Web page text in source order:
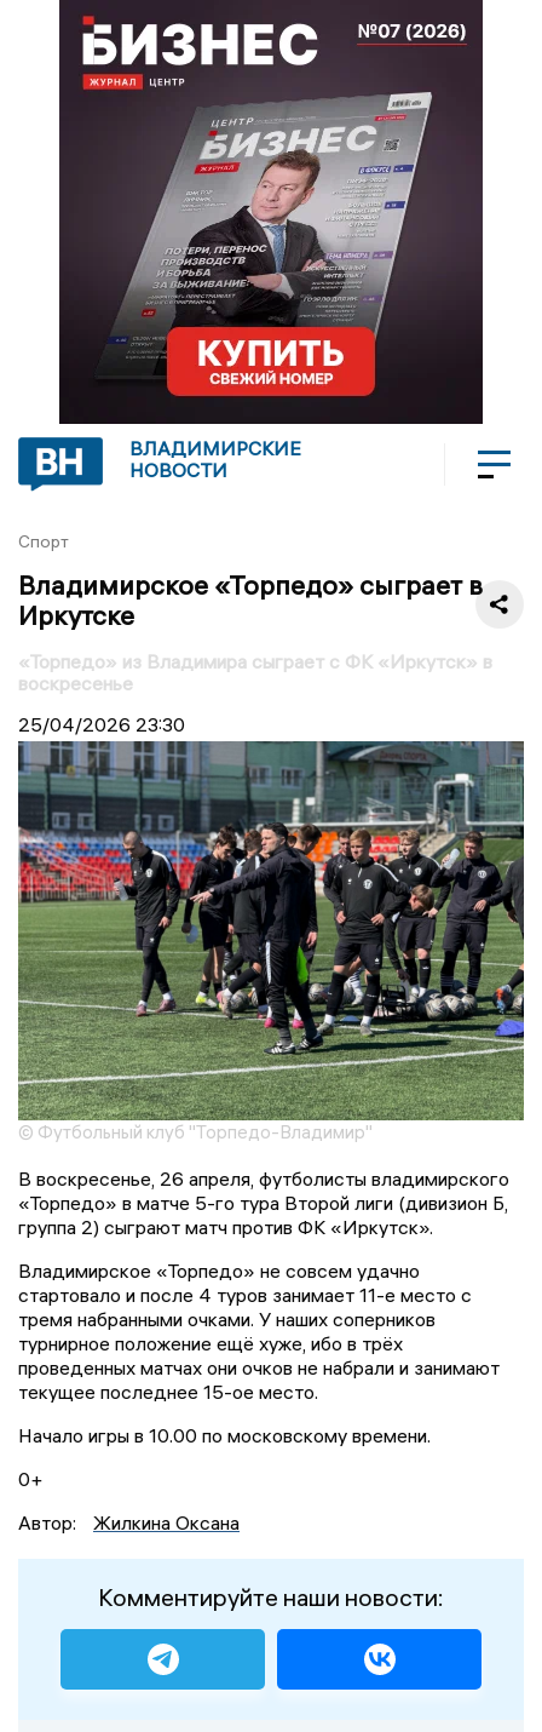
ВЛАДИМИРСКИЕ
НОВОСТИ
Спорт
Владимирское «Торпедо» сыграет в
Иркутске
«Торпедо» из Владимира сыграет с ФК «Иркутск» в
воскресенье
25/04/2026 23:30
© Футбольный клуб "Торпедо-Владимир"
В воскресенье, 26 апреля, футболисты владимирского
«Торпедо» в матче 5-го тура Второй лиги (дивизион Б,
группа 2) сыграют матч против ФК «Иркутск».
Владимирское «Торпедо» не совсем удачно
стартовало и после 4 туров занимает 11-е место с
тремя набранными очками. У наших соперников
турнирное положение ещё хуже, ибо в трёх
проведенных матчах они очков не набрали и занимают
текущее последнее 15-ое место.
Начало игры в 10.00 по московскому времени.
0+
Автор:
Жилкина Оксана
Комментируйте наши новости: